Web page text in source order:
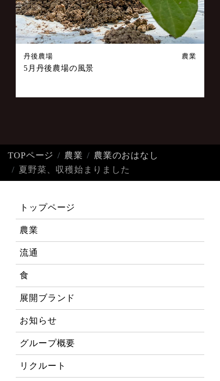
丹後農場 農業
5月丹後農場の風景
TOPページ 農業
農業のおはなし
夏野菜、収穫始まりました
トップページ
農業
流通
食
展開ブランド
お知らせ
グループ概要
リクルート